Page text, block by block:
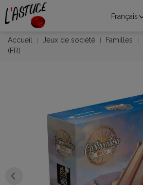
Français
Accueil Jeux de société Familles
(FR)